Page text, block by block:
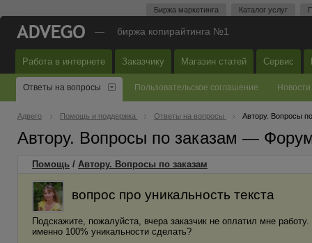
Биржа маркетинга Каталог услуг
— биржа копирайтинга №1
Работа в интернете Заказчику Магазин статей Сервис
Ответы на вопросы Пользовательское соглашение Новости
Адвего Помощь и поддержка Ответы на вопросы Автору. Вопросы
Автору. Вопросы по заказам —
Помощь / Автору. Вопросы по заказам
вопрос про уникальность текста
Подскажите, пожалуйста, вчера заказчик не оплатил мне
именно 100% уникальности сделать?